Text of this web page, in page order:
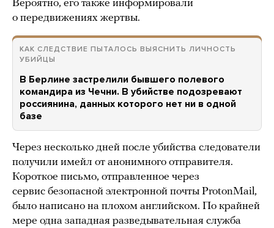
Вероятно, его также информировали
о передвижениях жертвы.
КАК СЛЕДСТВИЕ ПЫТАЛОСЬ ВЫЯСНИТЬ ЛИЧНОСТЬ
УБИЙЦЫ
В Берлине застрелили бывшего полевого
командира из Чечни. В убийстве подозревают
россиянина, данных которого нет ни в одной
базе
Через несколько дней после убийства следователи
получили имейл от анонимного отправителя.
Короткое письмо, отправленное через
сервис безопасной электронной почты ProtonMail,
было написано на плохом английском. По крайней
мере одна западная разведывательная служба